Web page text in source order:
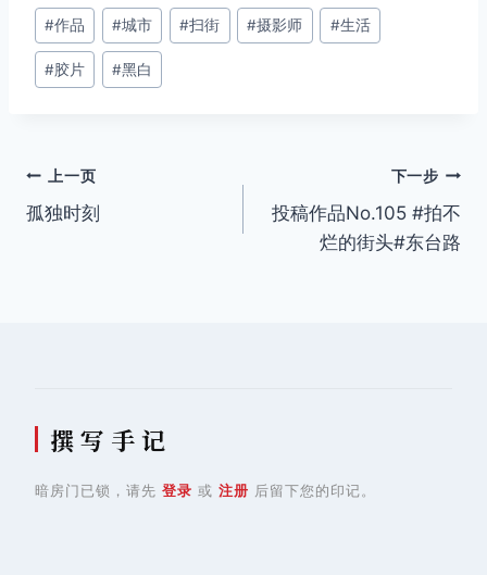
文
章
标
#作品 #城市 #扫街 #摄影师 #生活
#胶片 #黑白
文
章
上一页
孤独时刻
下一步
投稿作品No.105 #拍不
烂的街头#东台路
撰 写 手 记
暗房门已锁，请先 登录 或 注册 后留下您的印记。